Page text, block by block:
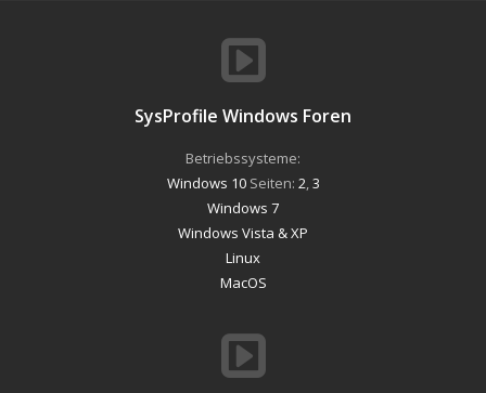
SysProfile Windows Foren
Betriebssysteme:
Windows 10Seiten: 2 3
Windows 7
Windows Vista & XP
Linux
MacOS